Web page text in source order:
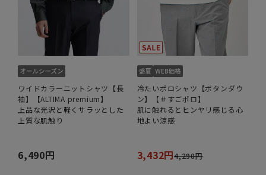
ワイドカラーニットシャツ【長
袖】【ALTIMA premium】
上品な光沢と軽くサラッとした
上質な肌触り
6,490円
冷たいポロシャツ【ボタンダウ
ン】【＃すごポロ】
肌に触れるとヒンヤリ感じる心
地よい涼感
3,432円4,290円